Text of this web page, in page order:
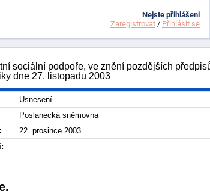
sociální podpoře, ve znění pozdějších
dne 27. listopadu 2003
Usnesení
Poslanecká sněmovna
22. prosince 2003
Nejste přihlášeni
Zaregistrovat / Přihlásit se